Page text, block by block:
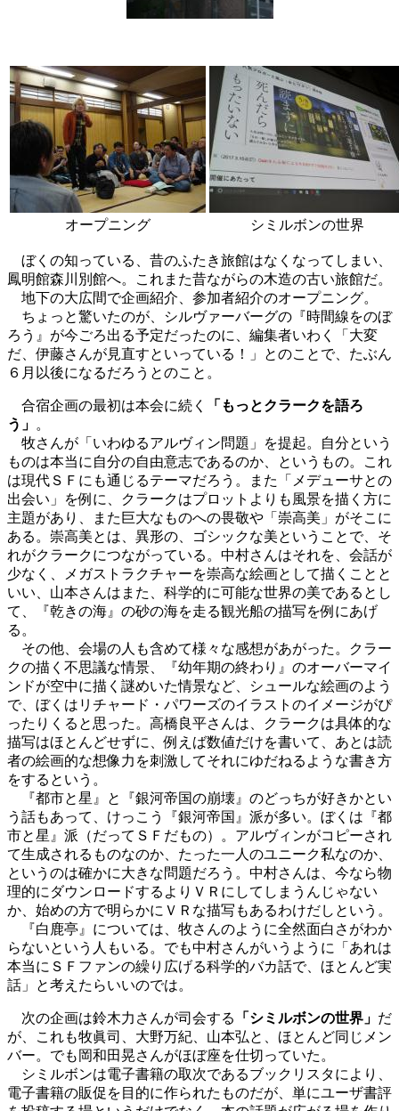
オープニング シミルボンの世界
ぼくの知っている、昔のふたき旅館はなくなってしまい、
鳳明館森川別館へ。これまた昔ながらの木造の古い旅館だ。
地下の大広間で企画紹介、参加者紹介のオープニング。
ちょっと驚いたのが、シルヴァーバーグの『時間線をのぼ
ろう』が今ごろ出る予定だったのに、編集者いわく「大変
だ、伊藤さんが見直すといっている！」とのことで、たぶん
６月以後になるだろうとのこと。
合宿企画の最初は本会に続く
「もっとクラークを語ろ
う」 。
牧さんが「いわゆるアルヴィン問題」を提起。自分という
ものは本当に自分の自由意志であるのか、というもの。これ
は現代ＳＦにも通じるテーマだろう。また「メデューサとの
出会い」を例に、クラークはプロットよりも風景を描く方に
主題があり、また巨大なものへの畏敬や「崇高美」がそこに
ある。崇高美とは、異形の、ゴシックな美ということで、そ
れがクラークにつながっている。中村さんはそれを、会話が
少なく、メガストラクチャーを崇高な絵画として描くことと
いい、山本さんはまた、科学的に可能な世界の美であるとし
て、『乾きの海』の砂の海を走る観光船の描写を例にあげ
る。
その他、会場の人も含めて様々な感想があがった。クラー
クの描く不思議な情景、『幼年期の終わり』のオーバーマイ
ンドが空中に描く謎めいた情景など、シュールな絵画のよう
で、ぼくはリチャード・パワーズのイラストのイメージがぴ
ったりくると思った。高橋良平さんは、クラークは具体的な
描写はほとんどせずに、例えば数値だけを書いて、あとは読
者の絵画的な想像力を刺激してそれにゆだねるような書き方
をするという。
『都市と星』と『銀河帝国の崩壊』のどっちが好きかとい
う話もあって、けっこう『銀河帝国』派が多い。ぼくは『都
市と星』派（だってＳＦだもの）。アルヴィンがコピーされ
て生成されるものなのか、たった一人のユニーク私なのか、
というのは確かに大きな問題だろう。中村さんは、今なら物
理的にダウンロードするよりＶＲにしてしまうんじゃない
か、始めの方で明らかにＶＲな描写もあるわけだしという。
『白鹿亭』については、牧さんのように全然面白さがわか
らないという人もいる。でも中村さんがいうように「あれは
本当にＳＦファンの繰り広げる科学的バカ話で、ほとんど実
話」と考えたらいいのでは。
次の企画は鈴木力さんが司会する 「シミルボンの世界」 だ
が、これも牧眞司、大野万紀、山本弘と、ほとんど同じメン
バー。でも岡和田晃さんがほぼ座を仕切っていた。
シミルボンは電子書籍の取次であるブックリスタにより、
電子書籍の販促を目的に作られたものだが、単にユーザ書評